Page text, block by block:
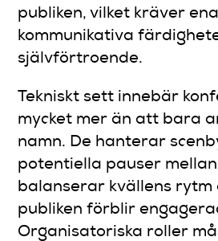
publiken, vilket kräver
kommunikativa
självförtroende.
Tekniskt sett innebär
mycket mer än att bara
namn. De hanterar
potentiella pauser mellan
balanserar kvällens rytm
publiken förblir
Organisatoriska roller